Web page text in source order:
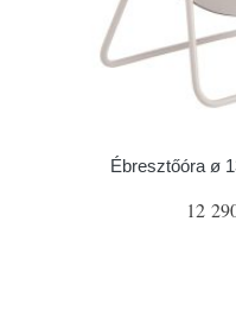
Ébresztőóra ø
12